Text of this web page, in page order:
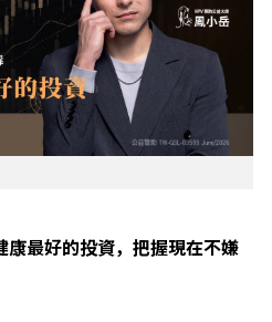
康最好的投資，把握現在不嫌